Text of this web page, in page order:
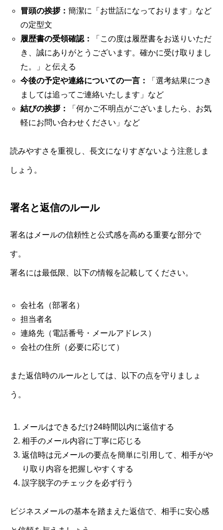
冒頭の挨拶： 簡潔に「お世話になっております」など
の定型文
履歴書の受領確認：
「この度は履歴書をお送りいただ
き、誠にありがとうございます。確かに受け取りまし
た。」と伝える
今後の予定や連絡についての一言：
「選考結果につき
ましては追ってご連絡いたします」など
結びの挨拶：
「何かご不明点がございましたら、お気
軽にお問い合わせください」など
読みやすさを重視し、長文になりすぎないよう注意しま
しょう。
署名と返信のルール
署名はメールの信頼性と公式感を高める重要な部分で
す。
署名には最低限、以下の情報を記載してください。
会社名（部署名）
担当者名
連絡先（電話番号・メールアドレス）
会社の住所（必要に応じて）
また返信時のルールとしては、以下の点を守りましょ
う。
メールはできるだけ24時間以内に返信する
相手のメール内容に丁寧に応じる
返信時は元メールの要点を簡単に引用して、相手がや
り取り内容を把握しやすくする
誤字脱字のチェックを必ず行う
ビジネスメールの基本を踏まえた返信で、相手に安心感